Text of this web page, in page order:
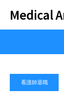
Medical
看護師退職